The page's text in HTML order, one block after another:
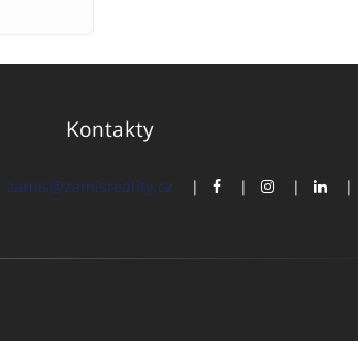
Kontakty
zamis@zamisreality.cz | | | |